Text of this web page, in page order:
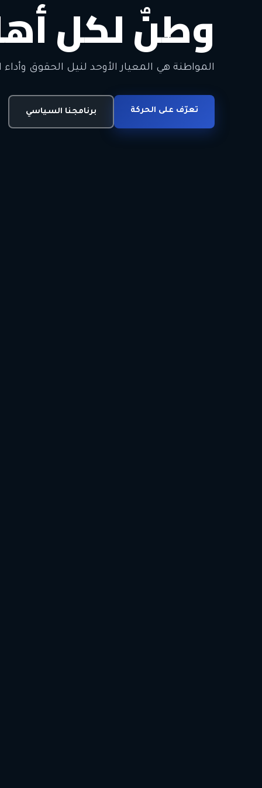
وطنٌ لكل
المواطنة هي المعيار الأوحد لنيل الحقوق وأداء
تعرّف على الحركة برنامجنا السياسي
معاً من أجل
الحرية • الوحدة • السلام • الديمقراطية
انضم للحركة اتصل بنا